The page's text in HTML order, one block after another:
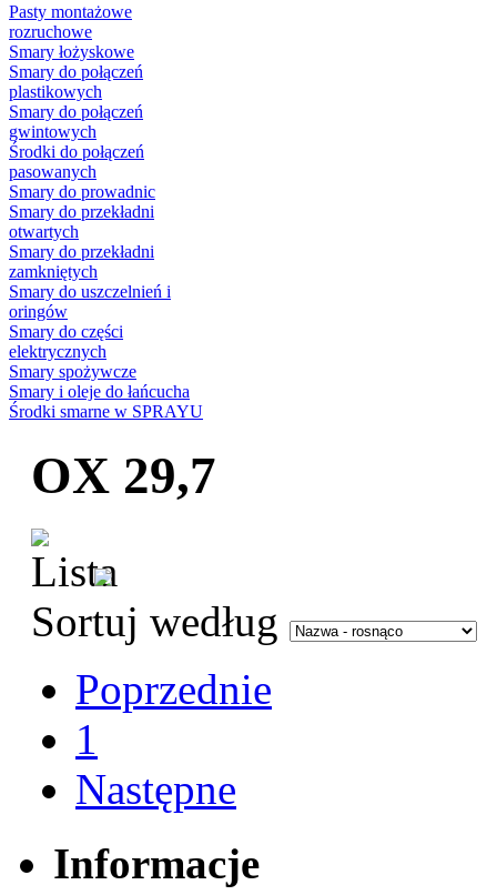
Pasty montażowe
rozruchowe
Smary łożyskowe
Smary do połączeń
plastikowych
Smary do połączeń
gwintowych
Środki do połączeń
pasowanych
Smary do prowadnic
Smary do przekładni
otwartych
Smary do przekładni
zamkniętych
Smary do uszczelnień i
oringów
Smary do części
elektrycznych
Smary spożywcze
Smary i oleje do łańcucha
Środki smarne w SPRAYU
OX 29,7
Sortuj według
Poprzednie
1
Następne
Informacje